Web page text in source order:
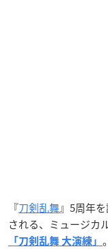
『刀剣乱舞』5周年
される、ミュージカ
「刀剣乱舞 大演練」 。